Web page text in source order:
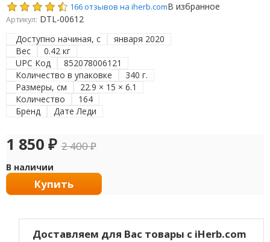
166 отзывов на iherb.comВ избранное
Артикул: DTL-00612
Доступно начиная, с
января 2020
Вес
0.42 кг
UPC Код
852078006121
Количество в упаковке
340 г.
Размеры, см
22.9 × 15 × 6.1
Количество
164
Бренд
Дате Леди
1 850 ₽ 2 400₽
В наличии
Купить
Доставляем для Вас товары с iHerb.com